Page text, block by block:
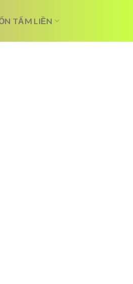
TẤM LIỀN